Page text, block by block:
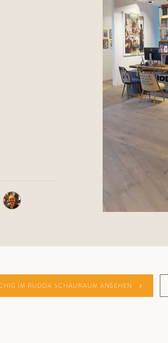
IM RUDDA SCHAURAUM ANSEHEN